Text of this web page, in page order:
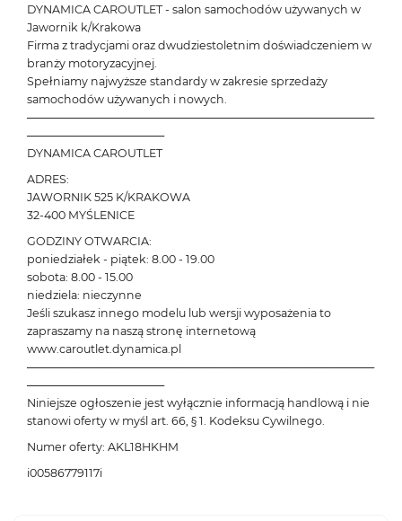
DYNAMICA CAROUTLET - salon samochodów używanych w
Jawornik k/Krakowa
Firma z tradycjami oraz dwudziestoletnim doświadczeniem w
branży motoryzacyjnej.
Spełniamy najwyższe standardy w zakresie sprzedaży
samochodów używanych i nowych.
───────────────────────────────────────────
─────────────────
DYNAMICA CAROUTLET
ADRES:
JAWORNIK 525 K/KRAKOWA
32-400 MYŚLENICE
GODZINY OTWARCIA:
poniedziałek - piątek: 8.00 - 19.00
sobota: 8.00 - 15.00
niedziela: nieczynne
Jeśli szukasz innego modelu lub wersji wyposażenia to
zapraszamy na naszą stronę internetową
www.caroutlet.dynamica.pl
───────────────────────────────────────────
─────────────────
Niniejsze ogłoszenie jest wyłącznie informacją handlową i nie
stanowi oferty w myśl art. 66, § 1. Kodeksu Cywilnego.
Numer oferty: AKL18HKHM
i00586779117i